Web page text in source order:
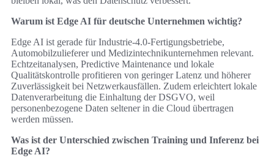
Warum ist Edge AI für deutsche Unternehmen wichtig?
Edge AI ist gerade für Industrie‑4.0‑Fertigungsbetriebe,
Automobilzulieferer und Medizintechnikunternehmen relevant.
Echtzeitanalysen, Predictive Maintenance und lokale
Qualitätskontrolle profitieren von geringer Latenz und höherer
Zuverlässigkeit bei Netzwerkausfällen. Zudem erleichtert lokale
Datenverarbeitung die Einhaltung der DSGVO, weil
personenbezogene Daten seltener in die Cloud übertragen
werden müssen.
Was ist der Unterschied zwischen Training und Inferenz bei
Edge AI?